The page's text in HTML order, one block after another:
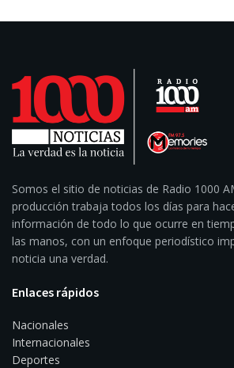
Somos el sitio de noticias de Radio 1000
producción trabaja todos los días para
información de todo lo que ocurre en
las manos, con un enfoque periodístico
noticia una verdad.
Enlaces rápidos
Nacionales
Internacionales
Deportes